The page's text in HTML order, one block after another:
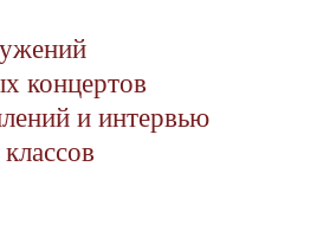
концертов
и интервью